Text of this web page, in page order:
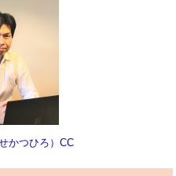
かつひろ）CC